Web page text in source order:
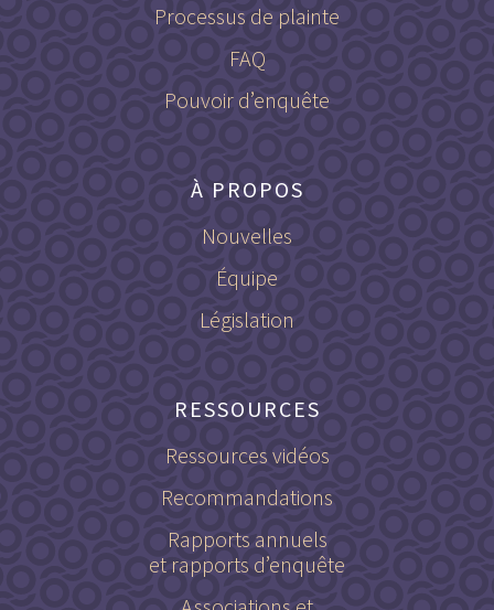
Processus de plainte
FAQ
Pouvoir d’enquête
À PROPOS
Nouvelles
Équipe
Législation
RESSOURCES
Ressources vidéos
Recommandations
Rapports annuels
et rapports d’enquête